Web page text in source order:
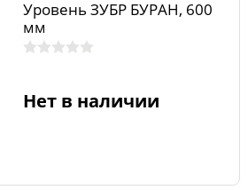
Уровень ЗУБР БУРАН, 600
мм
Нет в наличии